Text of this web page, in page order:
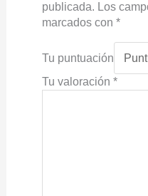
publicada. Los
marcados con *
Tu puntuación
Tu valoración *